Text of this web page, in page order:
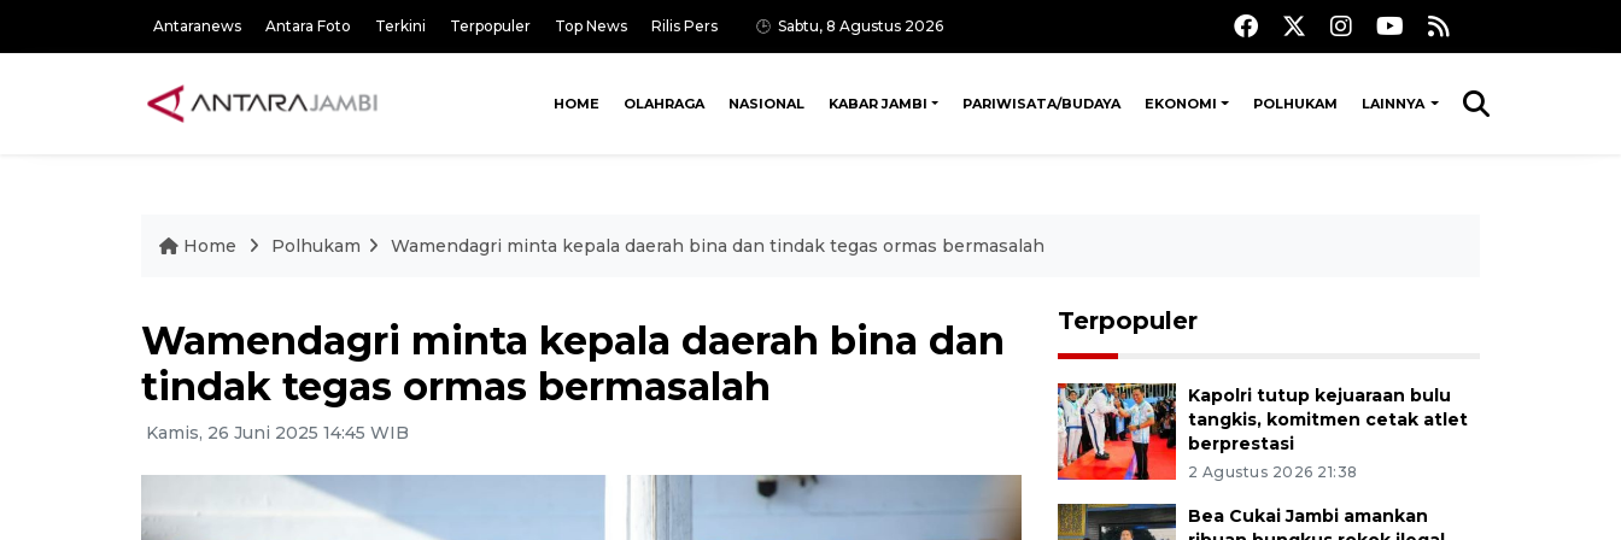
Antaranews Antara Foto Terkini Terpopuler Top News Rilis Pers Sabtu, 8 Agustus 2026
HOME OLAHRAGA NASIONAL KABAR JAMBI PARIWISATA/BUDAYA EKONOMI POLHUKAM LAINNYA
Home Polhukam Wamendagri minta kepala daerah bina dan tindak tegas ormas bermasalah
Wamendagri minta kepala daerah bina dan
tindak tegas ormas bermasalah
Kamis, 26 Juni 2025 14:45 WIB
Terpopuler
Kapolri tutup kejuaraan bulu
tangkis, komitmen cetak atlet
berprestasi
2 Agustus 2026 21:38
Bea Cukai Jambi amankan